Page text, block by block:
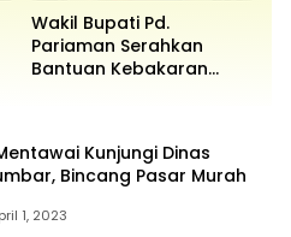
Wakil Bupati Pd.
Pariaman Serahkan
Bantuan Kebakaran
Kunjungi Dinas
Bincang Pasar Murah
1, 2023